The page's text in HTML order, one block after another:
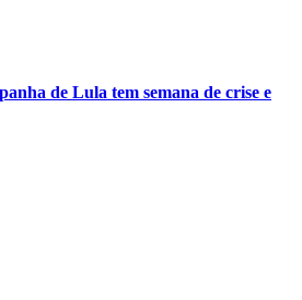
de Lula tem semana de crise e